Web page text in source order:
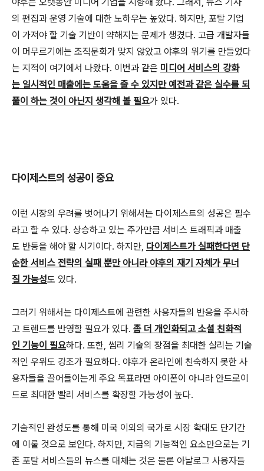
의 편집과 운영 기술에 대한 노하우는 높았다. 하지만, 포탈 기업
이 가져야 할 기술 기반이 약해지는 문제가 생겼다. 고급 개발자들
이 머무르기에는 조직문화가 맞지 않았고 야후의 위기를 만들었다
는 지적이 여기에서 나왔다. 이번과 같은 미디어 서비스의 강화
는 일시적인 매출에는 도움을 줄 수 있지만 예전과 같은 실수를 되
풀이 하는 것이 아닌지 생각해 볼 필요가 있다.
다이제스트의 성공이 중요
이런 시장의 우려를 벗어나기 위해서는 다이제스트의 성공은 필수
라고 할 수 있다. 상승하고 있는 주가만큼 서비스 트래픽과 매출
도 반등을 해야 할 시기이다. 하지만, 다이제스트가 실패한다면 단
순한 서비스 전략의 실패 뿐만 아니라 야후의 재기 자체가 무너
질 가능성도 있다.
그러기 위해서는 다이제스트에 관련한 사용자들의 반응을 주시하
고 트렌드를 반영할 필요가 있다. 좀 더 개인화되고 소셜 친화적
인 기능이 필요하다. 또한, 썸리 기술의 장점을 최대한 살리는 기술
적인 우위도 강조가 필요하다. 야후가 온라인에 친숙하지 못한 사
용자들을 끌어들이는게 주요 목표라면 아이폰이 아니라 안드로이
드로 최대한 빨리 서비스를 확장할 가능성이 높다.
기술적인 완성도를 통해 미국 이외의 국가로 시장 확대도 단기간
에 이룰 것으로 보인다. 하지만, 지금의 기능적인 요소만으로는 기
존 포탈 서비스들의 뉴스를 대체는 것은 물론 아날로그 사용자들